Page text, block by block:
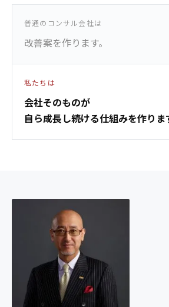
普通のコンサル会社は
改善案を作ります。
私たちは
会社そのものが
自ら成長し続ける仕組みを作りま